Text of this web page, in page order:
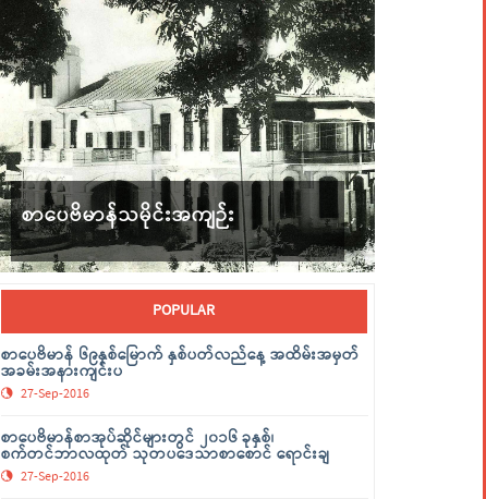
စာပေဗိမာန်သမိုင်းအကျဉ်း
POPULAR
စာပေဗိမာန် ၆၉နှစ်မြောက် နှစ်ပတ်လည်နေ့ အထိမ်းအမှတ်
အခမ်းအနားကျင်းပ
27-Sep-2016
စာပေဗိမာန်စာအုပ်ဆိုင်များတွင် ၂၀၁၆ ခုနှစ်၊
စက်တင်ဘာလထုတ် သုတပဒေသာစာစောင် ရောင်းချ
27-Sep-2016